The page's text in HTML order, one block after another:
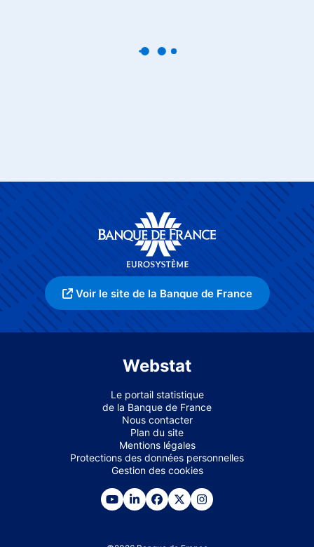
Voir le site de la Banque de France
Webstat
Le portail statistique
de la Banque de France
Nous contacter
Plan du site
Mentions légales
Protections des données personnelles
Gestion des cookies